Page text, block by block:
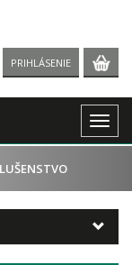
PRIHLÁSENIE